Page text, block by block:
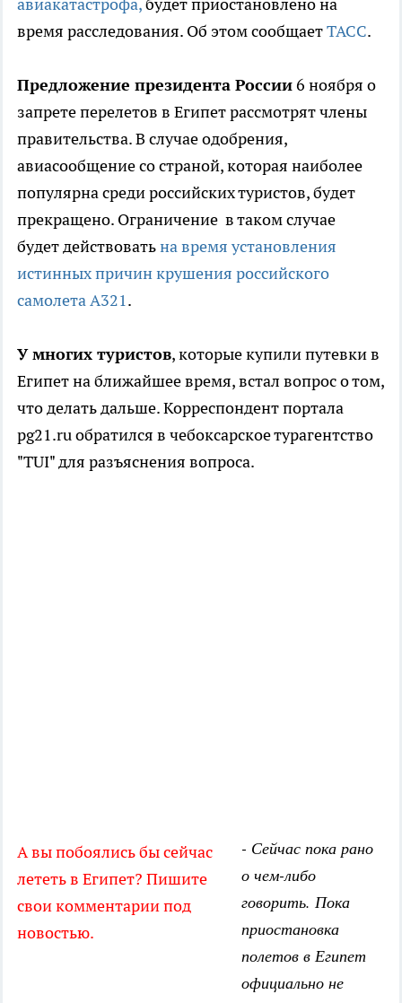
авиакатастрофа,будет приостановлено на
время расследования. Об этом сообщаетТАСС.
Предложение президента России6 ноября о
запрете перелетов в Египет рассмотрят члены
правительства. В случае одобрения,
авиасообщение со страной, которая наиболее
популярна среди российских туристов, будет
прекращено. Ограничение в таком случае
будет действоватьна время установления
истинных причин крушения российского
самолета A321.
У многих туристов, которые купили путевки в
Египет на ближайшее время, встал вопрос о том,
что делать дальше. Корреспондент портала
pg21.ru обратился в чебоксарское турагентство
"ТUI" для разъяснения вопроса.
А вы побоялись бы сейчас
лететь в Египет? Пишите
свои комментарии под
новостью.
- Сейчас пока рано
о чем-либо
говорить. Пока
приостановка
полетов в Египет
официально не